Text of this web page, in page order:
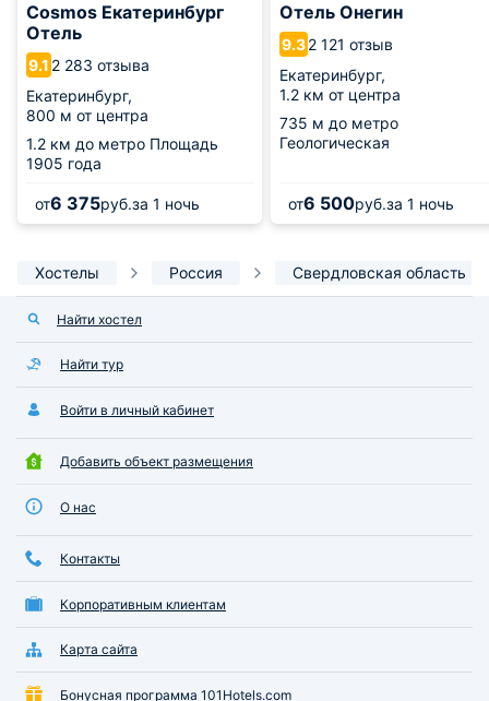
Cosmos Екатеринбург
Отель
9.1 2 283 отзыва
Екатеринбург,
800 м от центра
1.2 км до метро Площадь
1905 года
от6 375руб.за 1 ночь
Отель Онегин
9.32 121 отзыв
Екатеринбург,
1.2 км от центра
735 м до метро
Геологическая
от6 500руб.за 1 ночь
Хостелы Россия Свердловская область
Найти хостел
Найти тур
Войти в личный кабинет
Добавить объект размещения
О нас
Контакты
Корпоративным клиентам
Карта сайта
Бонусная программа 101Hotels.com